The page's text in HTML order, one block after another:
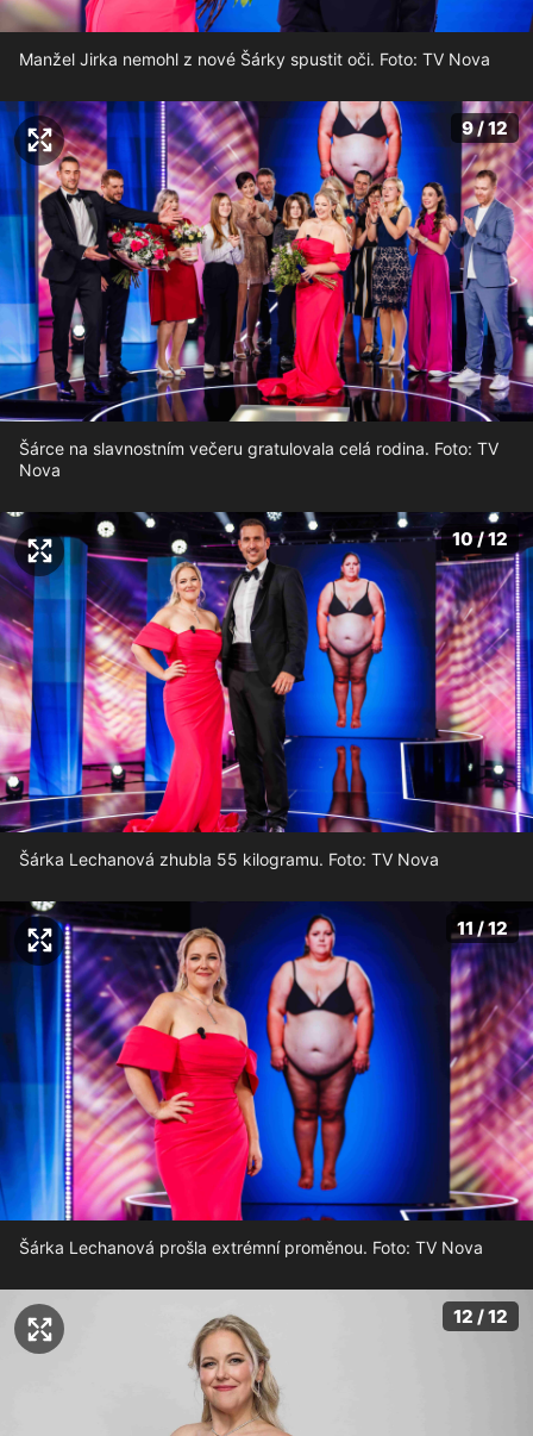
Manžel Jirka nemohl z nové Šárky spustit oči. Foto: TV Nova
9 / 12
Šárce na slavnostním večeru gratulovala celá rodina. Foto: TV
Nova
10 / 12
Šárka Lechanová zhubla 55 kilogramu. Foto: TV Nova
11 / 12
Šárka Lechanová prošla extrémní proměnou. Foto: TV Nova
12 / 12